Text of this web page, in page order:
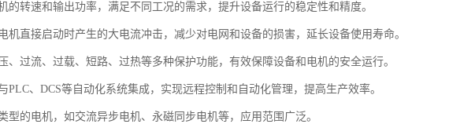
的转速和输出功率，满足不同工况的需求，提升设备运行的稳定性和精度。
机直接启动时产生的大电流冲击，减少对电网和设备的损害，延长设备使用寿命。
、过流、过载、短路、过热等多种保护功能，有效保障设备和电机的安全运行。
PLC、DCS等自动化系统集成，实现远程控制和自动化管理，提高生产效率。
型的电机，如交流异步电机、永磁同步电机等，应用范围广泛。